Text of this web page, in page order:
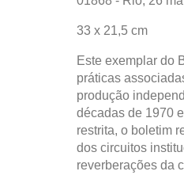
33 x 21,5 cm
Este exemplar do
práticas
produção
décadas de 1970
restrita, o boletim
dos circuitos
reverberações da